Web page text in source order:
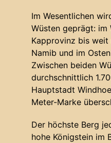
Im Wesentlichen
Wüsten geprägt: im
Kapprovinz bis weit
Namib und im
Zwischen beiden
durchschnittlich
Hauptstadt
Meter-Marke
Der höchste Berg
hohe Königstein im